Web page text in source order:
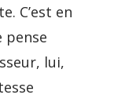
C’est en
pense
lui,